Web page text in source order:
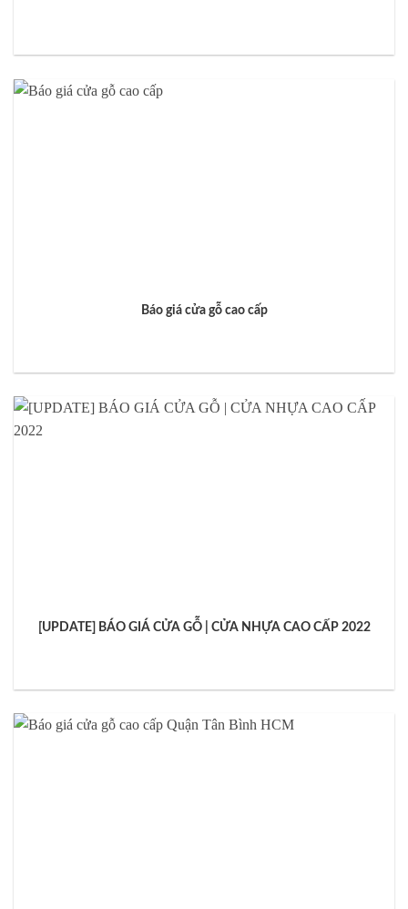
Báo giá cửa gỗ cao cấp
[UPDATE] BÁO GIÁ CỬA GỖ | CỬA NHỰA CAO CẤP 2022